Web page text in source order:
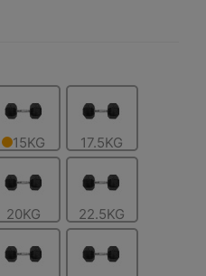
15KG 17.5KG
20KG 22.5KG